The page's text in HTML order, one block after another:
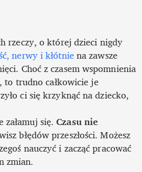
rzeczy, o której dzieci nigdy
nerwy i kłótnie na zawsze
Choć z czasem wspomnienia
to trudno całkowicie je
ci się krzyknąć na dziecko,
załamuj się. Czasu nie
błędów przeszłości. Możesz
nauczyć i zacząć pracować
zmian.